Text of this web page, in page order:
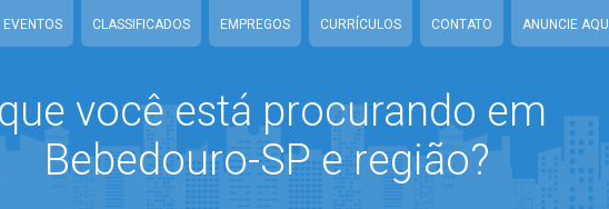
EVENTOS CLASSIFICADOS EMPREGOS CURRÍCULOS CONTATO ANUNCIE AQUI
você está procurando em
Bebedouro-SP e região?